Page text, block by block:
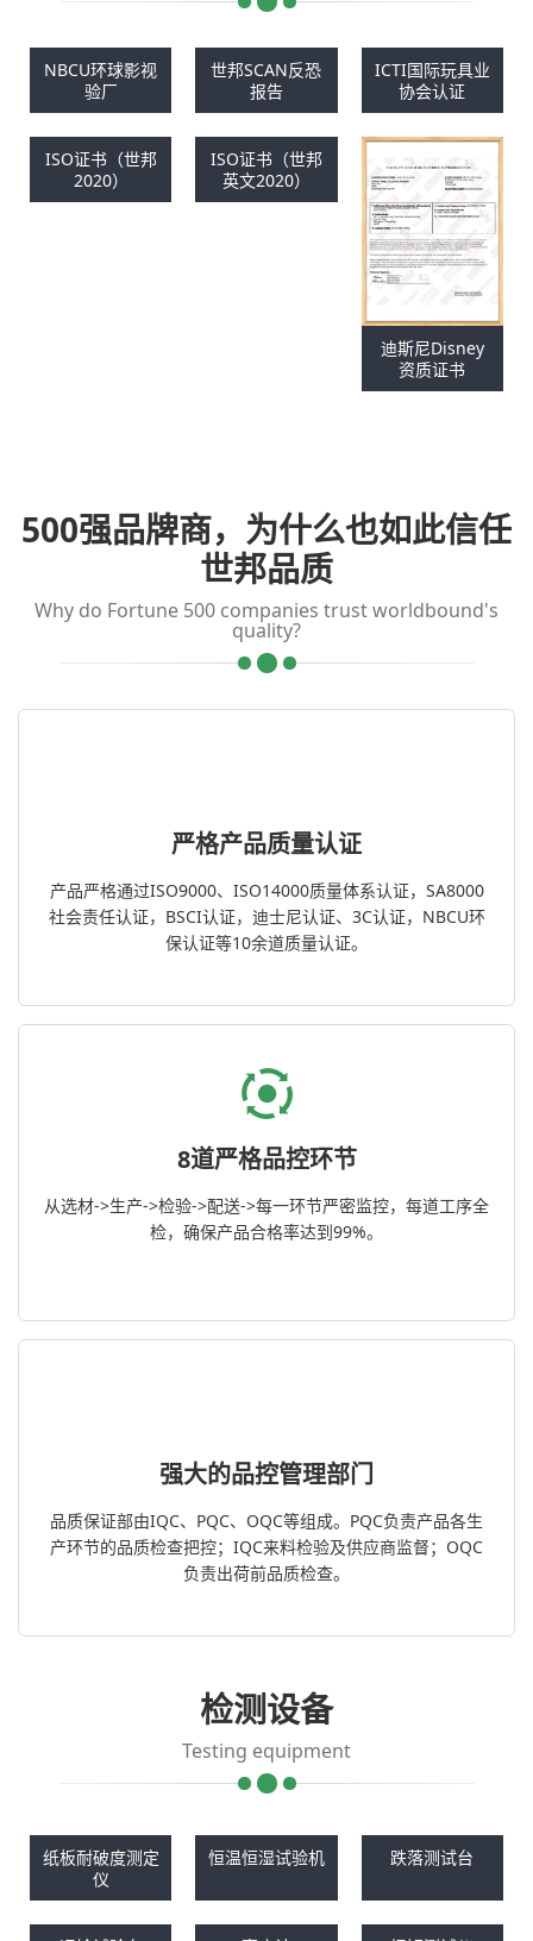
NBCU环球影视
验厂
世邦SCAN反恐
报告
ICTI国际玩具业
协会认证
ISO证书（世邦
2020）
ISO证书（世邦
英文2020）
迪斯尼Disney
资质证书
500强品牌商，为什么也如此信任
世邦品质
Why do Fortune 500 companies trust worldbound's
quality?
严格产品质量认证
产品严格通过ISO9000、ISO14000质量体系认证，SA8000
社会责任认证，BSCI认证，迪士尼认证、3C认证，NBCU环
保认证等10余道质量认证。
8道严格品控环节
从选材->生产->检验->配送->每一环节严密监控，每道工序全
检，确保产品合格率达到99%。
强大的品控管理部门
品质保证部由IQC、PQC、OQC等组成。PQC负责产品各生
产环节的品质检查把控；IQC来料检验及供应商监督；OQC
负责出荷前品质检查。
检测设备
Testing equipment
纸板耐破度测定
仪
恒温恒湿试验机 跌落测试台